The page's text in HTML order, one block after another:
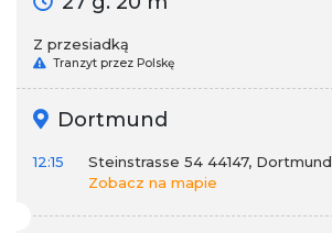
Z przesiadką
Tranzyt przez Polskę
Dortmund
12:15
Steinstrasse 54 44147, Dortmund
Zobacz na mapie